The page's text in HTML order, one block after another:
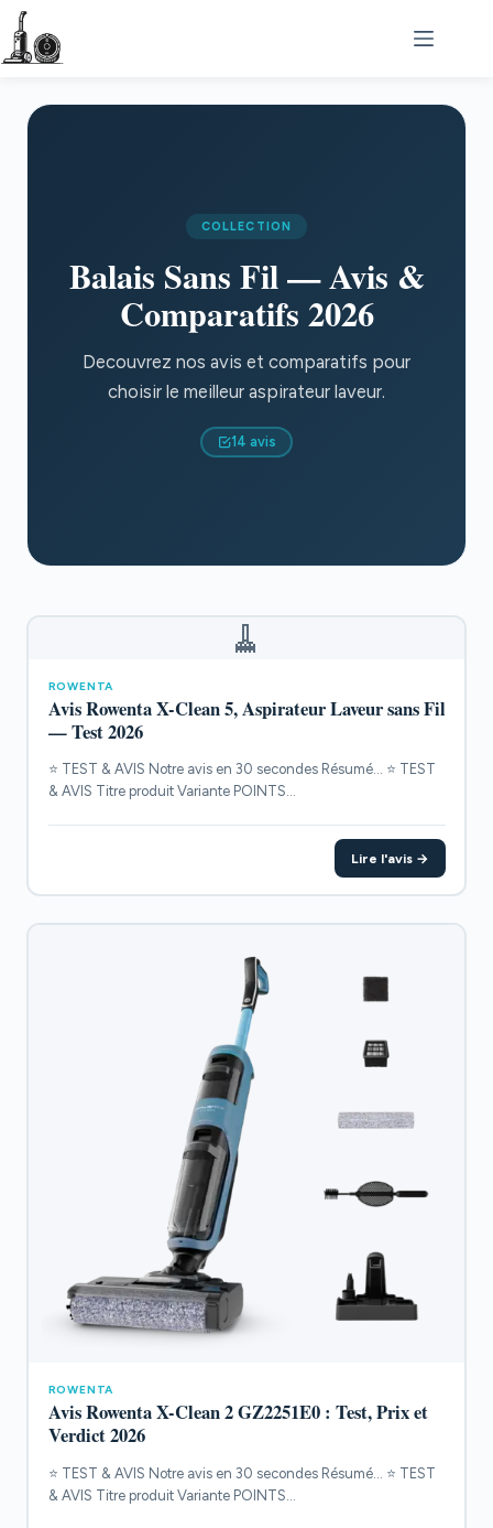
Passer
au
contenu
COLLECTION
Balais Sans Fil — Avis &
Comparatifs 2026
Decouvrez nos avis et comparatifs pour
choisir le meilleur aspirateur laveur.
14 avis
🧹
ROWENTA
Avis Rowenta X-Clean 5, Aspirateur Laveur sans Fil
— Test 2026
⭐ TEST & AVIS Notre avis en 30 secondes Résumé... ⭐ TEST
& AVIS Titre produit Variante POINTS...
Lire l'avis →
ROWENTA
Avis Rowenta X-Clean 2 GZ2251E0 : Test, Prix et
Verdict 2026
⭐ TEST & AVIS Notre avis en 30 secondes Résumé... ⭐ TEST
& AVIS Titre produit Variante POINTS...